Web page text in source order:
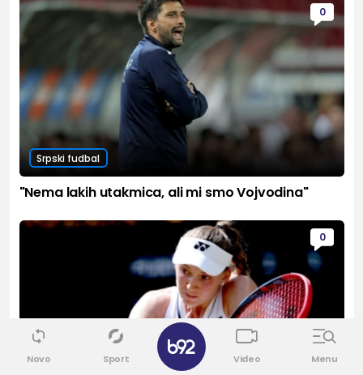
0
Srpski fudbal
"Nema lakih utakmica, ali mi smo Vojvodina"
0
Novo Sport Video Menu
✕